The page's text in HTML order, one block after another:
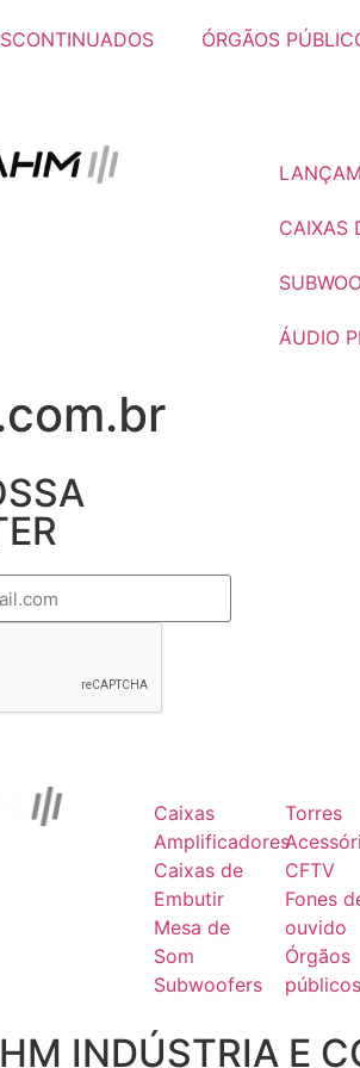
ÓRGÃOS
CAIXAS
ÁUDIO
Caixas
Amplificadores
Caixas de
Embutir
Mesa de
Som
Subwoofers
Torres
CFTV
Fones
ouvido
Órgãos
públicos
INDÚSTRIA E